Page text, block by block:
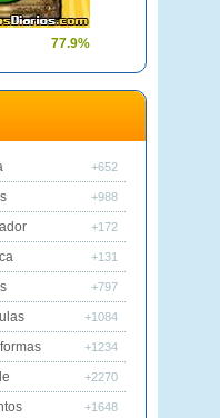
77.9%
+652
+988
+172
+131
+797
+1084
+1234
+2270
+1648